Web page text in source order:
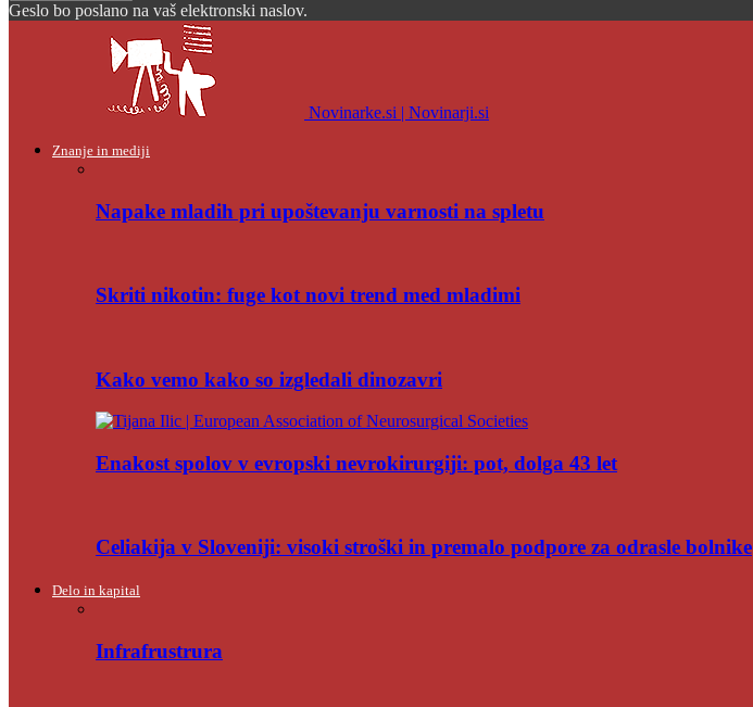
Geslo bo poslano na vaš elektronski naslov.
Novinarke.si | Novinarji.si
Znanje in mediji
Napake mladih pri upoštevanju varnosti na spletu
Skriti nikotin: fuge kot novi trend med mladimi
Kako vemo kako so izgledali dinozavri
Enakost spolov v evropski nevrokirurgiji: pot, dolga 43 let
Celiakija v Sloveniji: visoki stroški in premalo podpore za odrasle bolnike
Delo in kapital
Infrafrustrura